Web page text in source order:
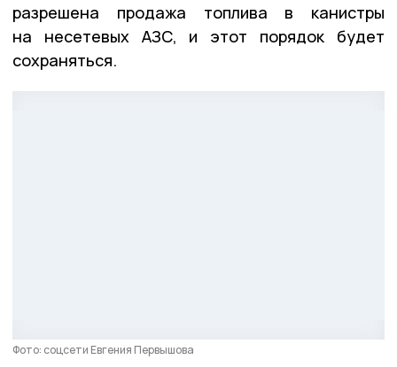
разрешена продажа топлива в канистры
на несетевых АЗС, и этот порядок будет
сохраняться.
Фото: соцсети Евгения Первышова